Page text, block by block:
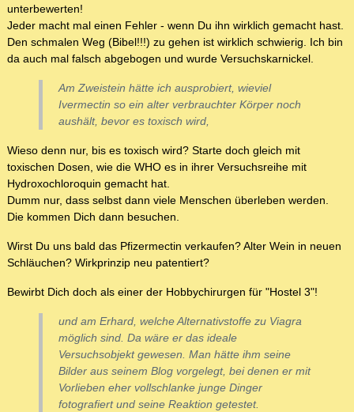
unterbewerten!
Jeder macht mal einen Fehler - wenn Du ihn wirklich gemacht hast.
Den schmalen Weg (Bibel!!!) zu gehen ist wirklich schwierig. Ich bin
da auch mal falsch abgebogen und wurde Versuchskarnickel.
Am Zweistein hätte ich ausprobiert, wieviel
Ivermectin so ein alter verbrauchter Körper noch
aushält, bevor es toxisch wird,
Wieso denn nur, bis es toxisch wird? Starte doch gleich mit
toxischen Dosen, wie die WHO es in ihrer Versuchsreihe mit
Hydroxochloroquin gemacht hat.
Dumm nur, dass selbst dann viele Menschen überleben werden.
Die kommen Dich dann besuchen.
Wirst Du uns bald das Pfizermectin verkaufen? Alter Wein in neuen
Schläuchen? Wirkprinzip neu patentiert?
Bewirbt Dich doch als einer der Hobbychirurgen für "Hostel 3"!
und am Erhard, welche Alternativstoffe zu Viagra
möglich sind. Da wäre er das ideale
Versuchsobjekt gewesen. Man hätte ihm seine
Bilder aus seinem Blog vorgelegt, bei denen er mit
Vorlieben eher vollschlanke junge Dinger
fotografiert und seine Reaktion getestet.